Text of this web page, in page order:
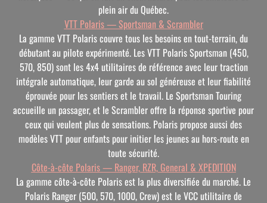
plein air du Québec.
VTT Polaris — Sportsman & Scrambler
La gamme VTT Polaris couvre tous les besoins en tout-terrain, du
débutant au pilote expérimenté. Les VTT Polaris Sportsman (450,
570, 850) sont les 4x4 utilitaires de référence avec leur traction
intégrale automatique, leur garde au sol généreuse et leur fiabilité
éprouvée pour les sentiers et le travail. Le Sportsman Touring
accueille un passager, et le Scrambler offre la réponse sportive pour
ceux qui veulent plus de sensations. Polaris propose aussi des
modèles VTT pour enfants pour initier les jeunes au hors-route en
toute sécurité.
Côte-à-côte Polaris — Ranger, RZR, General & XPEDITION
La gamme côte-à-côte Polaris est la plus diversifiée du marché. Le
Polaris Ranger (500, 570, 1000, Crew) est le VCC utilitaire de